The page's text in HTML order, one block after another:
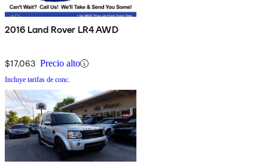
2016 Land Rover LR4 AWD
$17,063 Precio alto
Incluye tarifas de conc.